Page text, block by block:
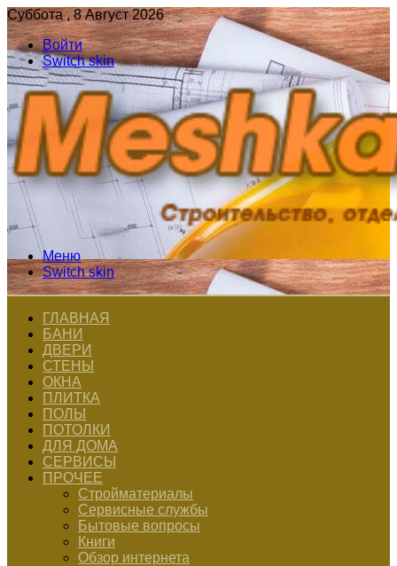
Суббота , 8 Август 2026
Войти
Switch skin
Меню
Switch skin
ГЛАВНАЯ
БАНИ
ДВЕРИ
СТЕНЫ
ОКНА
ПЛИТКА
ПОЛЫ
ПОТОЛКИ
ДЛЯ ДОМА
СЕРВИСЫ
ПРОЧЕЕ
Стройматериалы
Сервисные службы
Бытовые вопросы
Книги
Обзор интернета